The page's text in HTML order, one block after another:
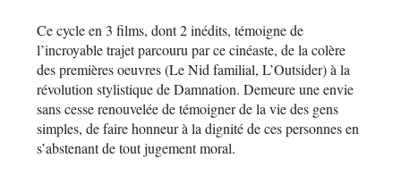
Ce cycle en 3 films, dont 2 inédits, témoigne de
l’incroyable trajet parcouru par ce cinéaste, de la colère
des premières oeuvres (Le Nid familial, L’Outsider) à la
révolution stylistique de Damnation. Demeure une envie
sans cesse renouvelée de témoigner de la vie des gens
simples, de faire honneur à la dignité de ces personnes en
s’abstenant de tout jugement moral.